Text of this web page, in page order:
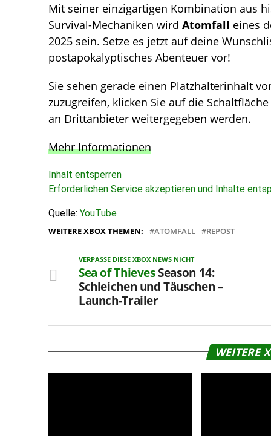
Mit seiner einzigartigen Kombination aus
Survival-Mechaniken wird Atomfall eines
2025 sein. Setze es jetzt auf deine
postapokalyptisches Abenteuer vor!
Sie sehen gerade einen Platzhalterinhalt
zuzugreifen, klicken Sie auf die
an Drittanbieter weitergegeben werden.
Mehr Informationen
Inhalt entsperren
Erforderlichen Service akzeptieren und Inhalte
Quelle: YouTube
WEITERE XBOX THEMEN: ATOMFALL REPOST
VERPASSE DIESE XBOX NEWS NICHT
Sea of ThievesSeason 14:
Schleichen und Täuschen –
Launch-Trailer
WEITERE